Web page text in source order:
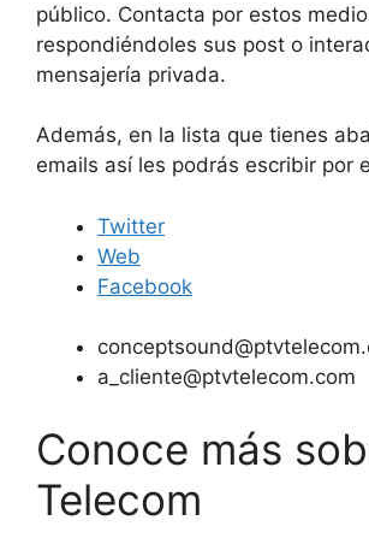
público. Contacta por estos
respondiéndoles sus post o
mensajería privada.
Además, en la lista que tienes
emails así les podrás escribir por
Twitter
Web
Facebook
a_cliente@ptvtelecom.com
Conoce más
Telecom